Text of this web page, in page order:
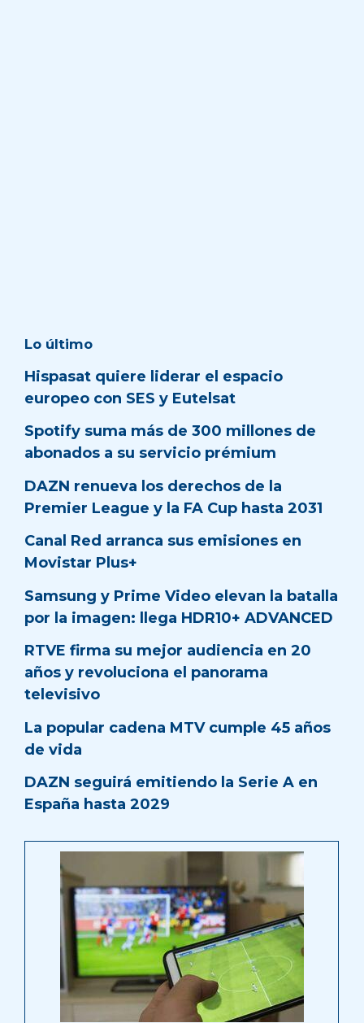
Lo último
Hispasat quiere liderar el espacio
europeo con SES y Eutelsat
Spotify suma más de 300 millones de
abonados a su servicio prémium
DAZN renueva los derechos de la
Premier League y la FA Cup hasta 2031
Canal Red arranca sus emisiones en
Movistar Plus+
Samsung y Prime Video elevan la batalla
por la imagen: llega HDR10+ ADVANCED
RTVE firma su mejor audiencia en 20
años y revoluciona el panorama
televisivo
La popular cadena MTV cumple 45 años
de vida
DAZN seguirá emitiendo la Serie A en
España hasta 2029